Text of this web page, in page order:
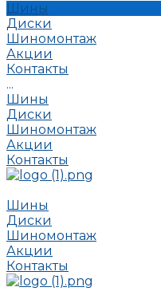
Шины
Диски
Шиномонтаж
Акции
Контакты
...
Шины
Диски
Шиномонтаж
Акции
Контакты
Шины
Диски
Шиномонтаж
Акции
Контакты